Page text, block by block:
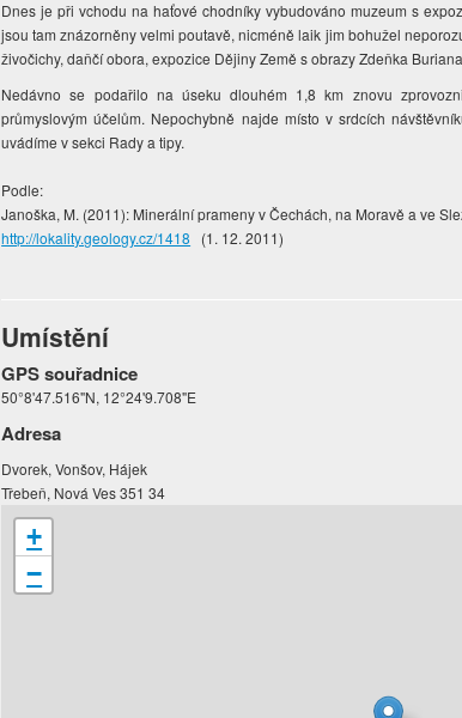
Dnes je při vchodu na haťové chodníky vybudováno muzeum s
jsou tam znázorněny velmi poutavě, nicméně laik jim bohužel
živočichy, daňčí obora, expozice Dějiny Země s obrazy Zdeňka
Nedávno se podařilo na úseku dlouhém 1,8 km znovu
průmyslovým účelům. Nepochybně najde místo v srdcích
uvádíme v sekci Rady a tipy.
Podle:
Janoška, M. (2011): Minerální prameny v Čechách, na Moravě a ve
http://lokality.geology.cz/1418
(1. 12. 2011)
Umístění
GPS souřadnice
50°8'47.516"N, 12°24'9.708"E
Adresa
Dvorek, Vonšov, Hájek
Třebeň, Nová Ves 351 34
+
−